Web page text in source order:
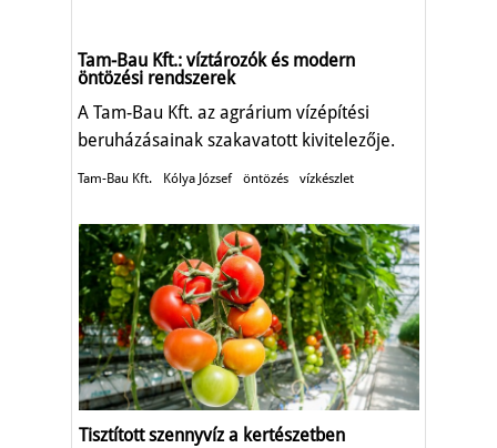
Tam-Bau Kft.: víztározók és modern
öntözési rendszerek
A Tam-Bau Kft. az agrárium vízépítési
beruházásainak szakavatott kivitelezője.
Tam-Bau Kft. Kólya József öntözés vízkészlet
Tisztított szennyvíz a kertészetben